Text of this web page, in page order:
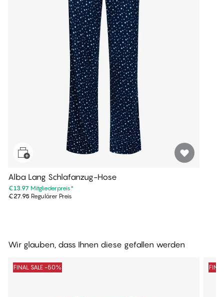
Alba Lang Schlafanzug-Hose
€13.97 Mitgliederpreis*
€27.95 Regulärer Preis
Wir glauben, dass Ihnen diese gefallen werden
FINAL SALE -50%